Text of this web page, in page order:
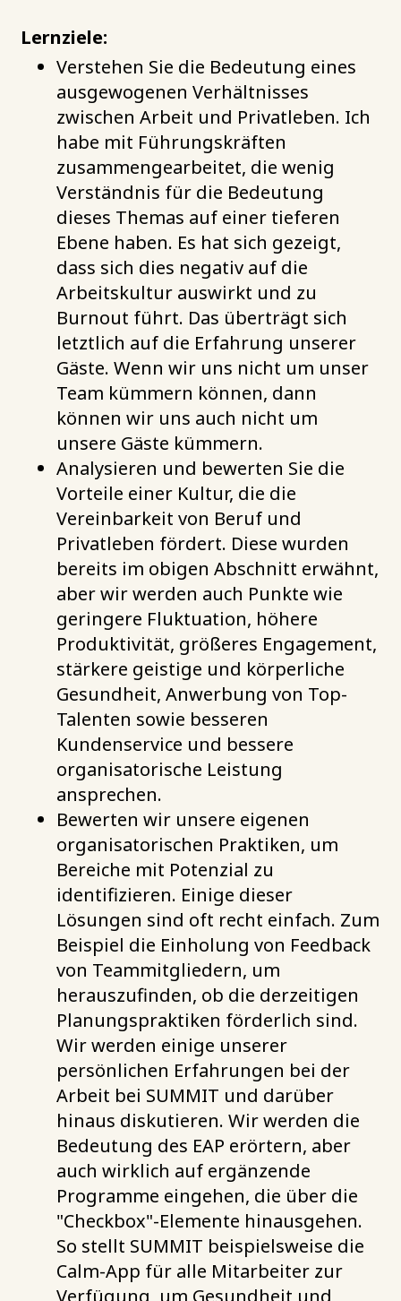
Lernziele:
Verstehen Sie die Bedeutung eines
ausgewogenen Verhältnisses
zwischen Arbeit und Privatleben. Ich
habe mit Führungskräften
zusammengearbeitet, die wenig
Verständnis für die Bedeutung
dieses Themas auf einer tieferen
Ebene haben. Es hat sich gezeigt,
dass sich dies negativ auf die
Arbeitskultur auswirkt und zu
Burnout führt. Das überträgt sich
letztlich auf die Erfahrung unserer
Gäste. Wenn wir uns nicht um unser
Team kümmern können, dann
können wir uns auch nicht um
unsere Gäste kümmern.
Analysieren und bewerten Sie die
Vorteile einer Kultur, die die
Vereinbarkeit von Beruf und
Privatleben fördert. Diese wurden
bereits im obigen Abschnitt erwähnt,
aber wir werden auch Punkte wie
geringere Fluktuation, höhere
Produktivität, größeres Engagement,
stärkere geistige und körperliche
Gesundheit, Anwerbung von Top-
Talenten sowie besseren
Kundenservice und bessere
organisatorische Leistung
ansprechen.
Bewerten wir unsere eigenen
organisatorischen Praktiken, um
Bereiche mit Potenzial zu
identifizieren. Einige dieser
Lösungen sind oft recht einfach. Zum
Beispiel die Einholung von Feedback
von Teammitgliedern, um
herauszufinden, ob die derzeitigen
Planungspraktiken förderlich sind.
Wir werden einige unserer
persönlichen Erfahrungen bei der
Arbeit bei SUMMIT und darüber
hinaus diskutieren. Wir werden die
Bedeutung des EAP erörtern, aber
auch wirklich auf ergänzende
Programme eingehen, die über die
"Checkbox"-Elemente hinausgehen.
So stellt SUMMIT beispielsweise die
Calm-App für alle Mitarbeiter zur
Verfügung, um Gesundheit und